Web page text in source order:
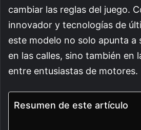
cambiar las reglas del juego.
innovador y tecnologías de
este modelo no solo apunta a
en las calles, sino también en
entre entusiastas de motores.
Resumen de este artículo